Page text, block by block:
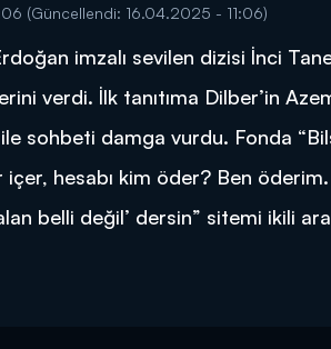
DİĞER SONUÇLAR
(Güncellendi: 16.04.2025 - 11:06)
imzalı sevilen dizisi İnci
verdi. İlk tanıtıma Dilber’in
sohbeti damga vurdu. Fonda
içer, hesabı kim öder? Ben
belli değil’ dersin” sitemi ikili